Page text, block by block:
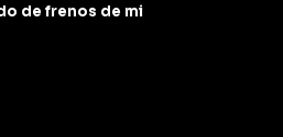
de frenos de mi